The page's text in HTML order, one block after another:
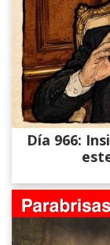
Día 966: